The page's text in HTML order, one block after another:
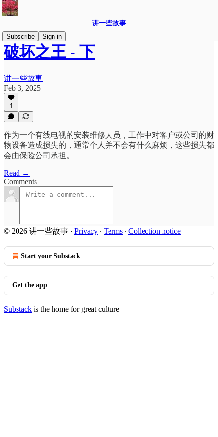
讲一些故事
Subscribe
Sign in
破坏之王 - 下
讲一些故事
Feb 3, 2025
1
作为一个有线电视的安装维修人员，工作中对客户或公司的财
物设备造成损失的，通常个人并不会有什么麻烦，这些损失都
会由保险公司承担。
Read →
Comments
© 2026 讲一些故事 · Privacy ∙ Terms ∙ Collection notice
Start your Substack
Get the app
Substack is the home for great culture